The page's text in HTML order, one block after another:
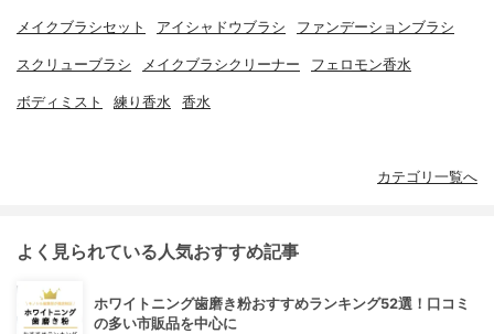
メイクブラシセット アイシャドウブラシ ファンデーションブラシ
スクリューブラシ メイクブラシクリーナー フェロモン香水
ボディミスト 練り香水 香水
カテゴリ一覧へ
よく見られている人気おすすめ記事
ホワイトニング歯磨き粉おすすめランキング52選！口コミ
の多い市販品を中心に